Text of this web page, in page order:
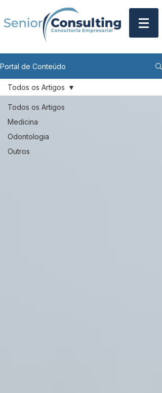
Portal de Conteúdo
Todos os Artigos
Medicina
Odontologia
Outros
Todos os Artigos